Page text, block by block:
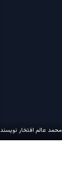
محمد عالم افتخار